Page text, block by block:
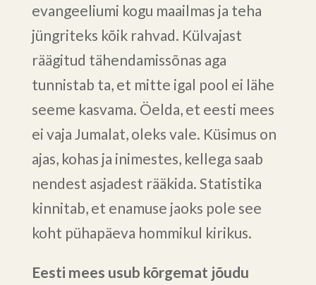
evangeeliumi kogu maailmas ja teha
jüngriteks kõik rahvad. Külvajast
räägitud tähendamissõnas aga
tunnistab ta, et mitte igal pool ei lähe
seeme kasvama. Öelda, et eesti mees
ei vaja Jumalat, oleks vale. Küsimus on
ajas, kohas ja inimestes, kellega saab
nendest asjadest rääkida. Statistika
kinnitab, et enamuse jaoks pole see
koht pühapäeva hommikul kirikus.
Eesti mees usub kõrgemat jõudu